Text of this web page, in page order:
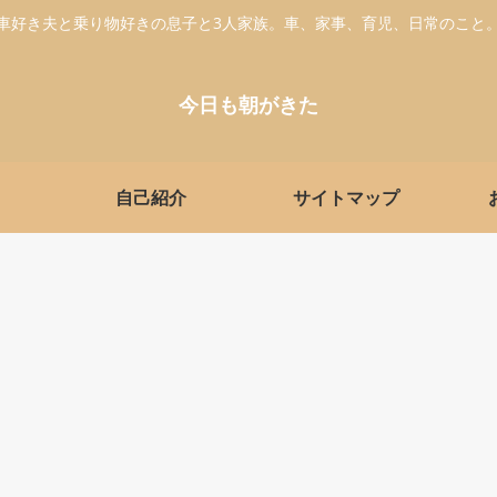
好き夫と乗り物好きの息子と3人家族。車、家事、育児、日常のこと。
今日も朝がきた
自己紹介 サイトマップ